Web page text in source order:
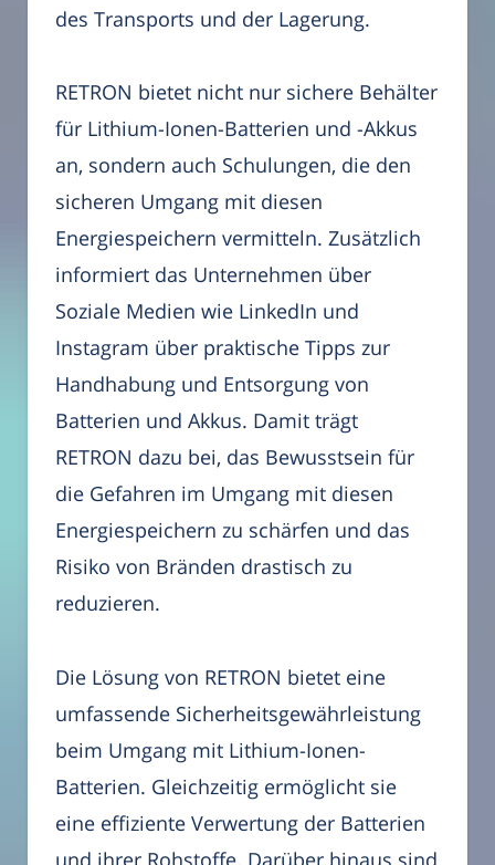
des Transports und der Lagerung.
RETRON bietet nicht nur sichere Behälter
für Lithium-Ionen-Batterien und -Akkus
an, sondern auch Schulungen, die den
sicheren Umgang mit diesen
Energiespeichern vermitteln. Zusätzlich
informiert das Unternehmen über
Soziale Medien wie LinkedIn und
Instagram über praktische Tipps zur
Handhabung und Entsorgung von
Batterien und Akkus. Damit trägt
RETRON dazu bei, das Bewusstsein für
die Gefahren im Umgang mit diesen
Energiespeichern zu schärfen und das
Risiko von Bränden drastisch zu
reduzieren.
Die Lösung von RETRON bietet eine
umfassende Sicherheitsgewährleistung
beim Umgang mit Lithium-Ionen-
Batterien. Gleichzeitig ermöglicht sie
eine effiziente Verwertung der Batterien
und ihrer Rohstoffe. Darüber hinaus sind